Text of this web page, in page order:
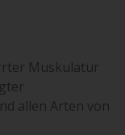
Muskulatur
allen Arten von